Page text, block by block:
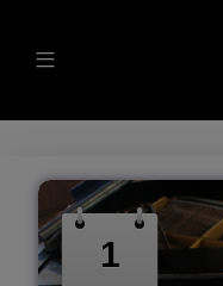
1